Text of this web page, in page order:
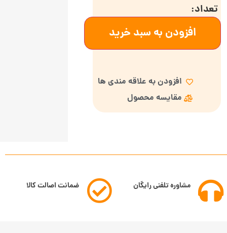
افزودن به سبد خرید
افزودن به علاقه مندی ها
مقایسه محصول
مشاوره تلفنی رایگان ضمانت اصالت کالا